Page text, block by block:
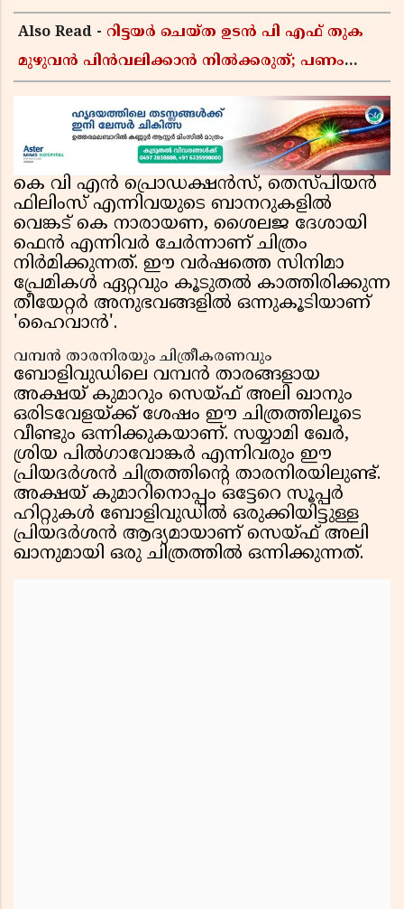
Also Read - റിട്ടയർ ചെയ്ത ഉടൻ പി എഫ് തുക
മുഴുവൻ പിൻവലിക്കാൻ നിൽക്കരുത്; പണം
അറിയാം
കെ വി എൻ പ്രൊഡക്ഷൻസ്, തെസ്‌പിയൻ
ഫിലിംസ് എന്നിവയുടെ ബാനറുകളിൽ
വെങ്കട് കെ നാരായണ, ശൈലജ ദേശായി
ഫെൻ എന്നിവർ ചേർന്നാണ് ചിത്രം
നിർമിക്കുന്നത്. ഈ വർഷത്തെ സിനിമാ
പ്രേമികൾ ഏറ്റവും കൂടുതൽ കാത്തിരിക്കുന്ന
തീയേറ്റർ അനുഭവങ്ങളിൽ ഒന്നുകൂടിയാണ്
'ഹൈവാൻ'.
വമ്പൻ താരനിരയും ചിത്രീകരണവും
ബോളിവുഡിലെ വമ്പൻ താരങ്ങളായ
അക്ഷയ് കുമാറും സെയ്ഫ് അലി ഖാനും
ഒരിടവേളയ്ക്ക് ശേഷം ഈ ചിത്രത്തിലൂടെ
വീണ്ടും ഒന്നിക്കുകയാണ്. സയ്യാമി ഖേർ,
ശ്രിയ പിൽഗാവോങ്കർ എന്നിവരും ഈ
പ്രിയദർശൻ ചിത്രത്തിന്റെ താരനിരയിലുണ്ട്.
അക്ഷയ് കുമാറിനൊപ്പം ഒട്ടേറെ സൂപ്പർ
ഹിറ്റുകൾ ബോളിവുഡിൽ ഒരുക്കിയിട്ടുള്ള
പ്രിയദർശൻ ആദ്യമായാണ് സെയ്ഫ് അലി
ഖാനുമായി ഒരു ചിത്രത്തിൽ ഒന്നിക്കുന്നത്.